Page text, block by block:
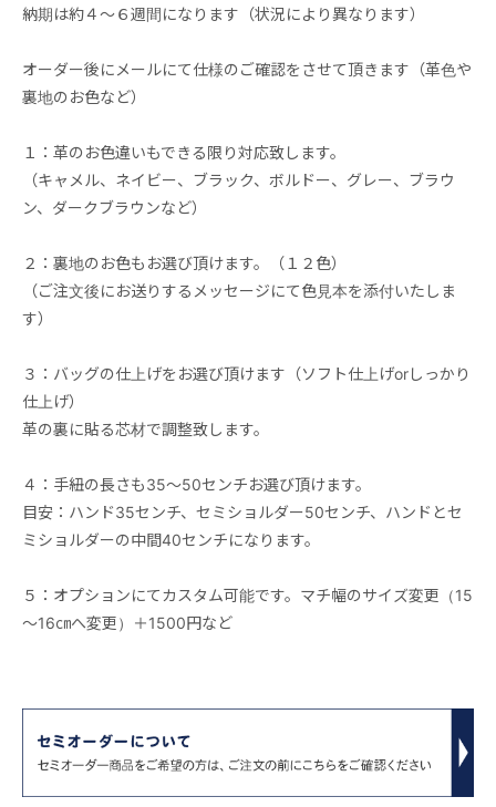
納期は約４～６週間になります（状況により異なります）
オーダー後にメールにて仕様のご確認をさせて頂きます（革色や
裏地のお色など）
１：革のお色違いもできる限り対応致します。
（キャメル、ネイビー、ブラック、ボルドー、グレー、ブラウ
ン、ダークブラウンなど）
２：裏地のお色もお選び頂けます。（１２色）
（ご注文後にお送りするメッセージにて色見本を添付いたしま
す）
３：バッグの仕上げをお選び頂けます（ソフト仕上げorしっかり
仕上げ）
革の裏に貼る芯材で調整致します。
４：手紐の長さも35～50センチお選び頂けます。
目安：ハンド35センチ、セミショルダー50センチ、ハンドとセ
ミショルダーの中間40センチになります。
５：オプションにてカスタム可能です。マチ幅のサイズ変更（15
～16㎝へ変更）＋1500円など